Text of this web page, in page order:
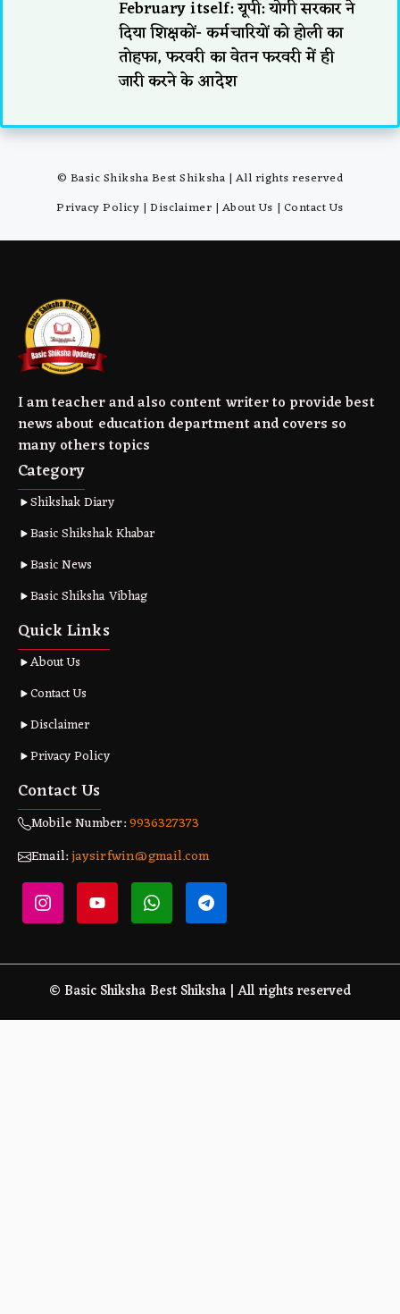
February itself: यूपी: योगी सरकार ने
दिया शिक्षकों- कर्मचारियों को होली का
तोहफा, फरवरी का वेतन फरवरी में ही
जारी करने के आदेश
© Basic Shiksha Best Shiksha | All rights reserved
Privacy Policy |Disclaimer | About Us | Contact Us
I am teacher and also content writer to provide best
news about education department and covers so
many others topics
Category
Shikshak Diary
Basic Shikshak Khabar
Basic News
Basic Shiksha Vibhag
Quick Links
About Us
Contact Us
Disclaimer
Privacy Policy
Contact Us
Mobile Number:9936327373
Email:jaysirfwin@gmail.com
© Basic Shiksha Best Shiksha | All rights reserved